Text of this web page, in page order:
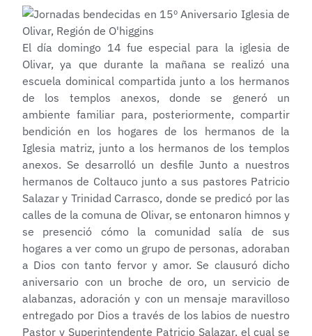
El día domingo 14 fue especial para la iglesia de
Olivar, ya que durante la mañana se realizó una
escuela dominical compartida junto a los hermanos
de los templos anexos, donde se generó un
ambiente familiar para, posteriormente, compartir
bendición en los hogares de los hermanos de la
Iglesia matriz, junto a los hermanos de los templos
anexos. Se desarrolló un desfile Junto a nuestros
hermanos de Coltauco junto a sus pastores Patricio
Salazar y Trinidad Carrasco, donde se predicó por las
calles de la comuna de Olivar, se entonaron himnos y
se presenció cómo la comunidad salía de sus
hogares a ver como un grupo de personas, adoraban
a Dios con tanto fervor y amor. Se clausuró dicho
aniversario con un broche de oro, un servicio de
alabanzas, adoración y con un mensaje maravilloso
entregado por Dios a través de los labios de nuestro
Pastor y Superintendente Patricio Salazar, el cual se